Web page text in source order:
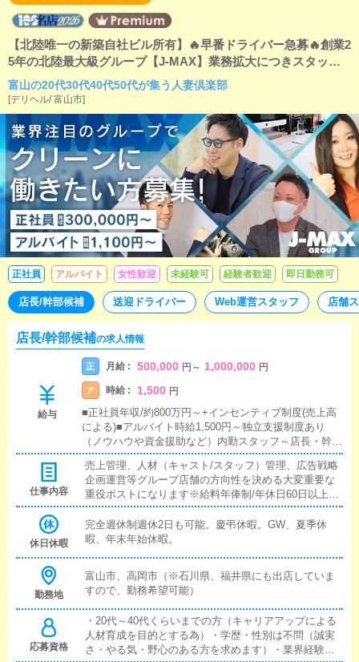
【北陸唯一の新築自社ビル所有】🔥早番ドライバー急募🔥創業2
5年の北陸最大級グループ【J-MAX】業務拡大につきスタッフ
大募集中！
富山の20代30代40代50代が集う人妻倶楽部
[デリヘル/富山市]
正社員 アルバイト 女性歓迎 未経験可 経験者歓迎 即日勤務可
店長/幹部候補 送迎ドライバー Web運営スタッフ 店舗
店長/幹部候補の求人情報
給与
正 月給 : 500,000 円 ～ 1,000,000 円
ア 時給 : 1,500 円
■正社員年収/約800万円～+インセンティブ制度(売上高
による)■アルバイト時給1,500円～独立支援制度あり
（ノウハウや資金援助など）内勤スタッフ～店長・幹部
補佐～を経て頂きます
仕事内容
売上管理、人材（キャスト/スタッフ）管理、広告戦略
企画運営等グループ店舗の方向性を決める大変重要な
重役ポストになります※給料年俸制/年休日60日以上（3
連休以上有）インセンティブ制度■店長/幹部候補将来
の店長幹部候補として経験を積んでいただきます。ま
ずは、『受付スタッフ』と同様に接客から受付業務を
だきます。早い方だと１年ぐらいで、店長として新し
い店舗の運営をお任せします。■対面接客・受付業務お
客様からのお問合せや来店されたお客様の案内を行っ
ていただきます。予約の確認や、会計作業、注意事項
の喚起などをお願いします。簡単なマニュアルや、先
輩スタッフに付いて業務内容を見ながら徐々に覚えて
休日休暇
完全週休制週休2日も可能。慶弔休暇。GW、夏季休
暇、年末年始休暇。
勤務地
富山市、高岡市（※石川県、福井県にも出店していま
すので、勤務希望可能）
応募資格
・20代～40代くらいまでの方（キャリアアップによる
人材育成を目的とする為）・学歴・性別は不問（誠実
さ・やる気・野心のある方を求めます）・業界経験は